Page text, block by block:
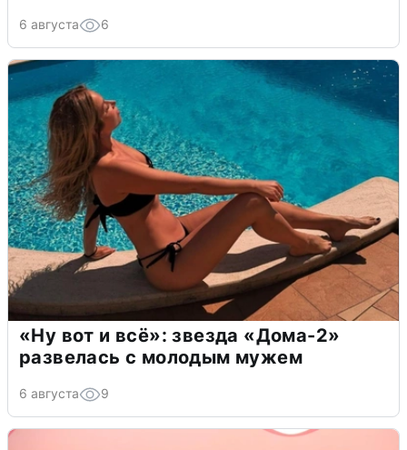
6 августа 6
«Ну вот и всё»: звезда «Дома-2»
развелась с молодым мужем
6 августа 9